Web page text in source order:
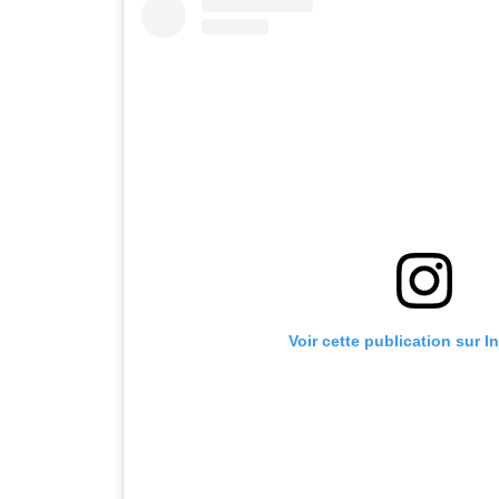
Voir cette publication sur